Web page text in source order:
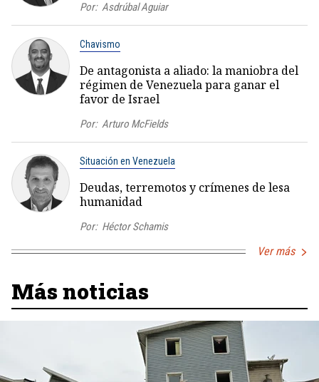
Por: Asdrúbal Aguiar
Chavismo
De antagonista a aliado: la maniobra del
régimen de Venezuela para ganar el
favor de Israel
Por: Arturo McFields
Situación en Venezuela
Deudas, terremotos y crímenes de lesa
humanidad
Por: Héctor Schamis
Ver más
Más noticias